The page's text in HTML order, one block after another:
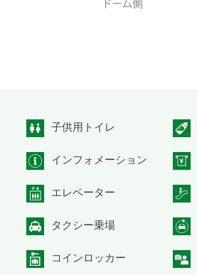
子供用トイレ
インフォメーション
エレベーター
タクシー乗場
コインロッカー